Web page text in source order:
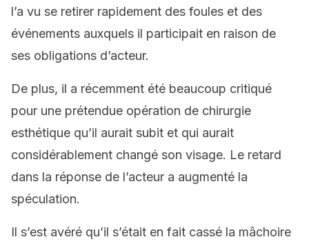
l’a vu se retirer rapidement des foules et des
événements auxquels il participait en raison de
ses obligations d’acteur.
De plus, il a récemment été beaucoup critiqué
pour une prétendue opération de chirurgie
esthétique qu’il aurait subit et qui aurait
considérablement changé son visage. Le retard
dans la réponse de l’acteur a augmenté la
spéculation.
Il s’est avéré qu’il s’était en fait cassé la mâchoire